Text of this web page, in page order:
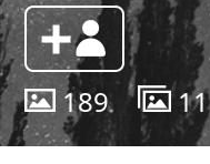
189 11